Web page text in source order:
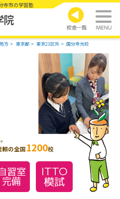
寺市の学習塾
方 東京都 東京23区外 国分寺光校
頼の全国1200校
習室
完備
ITTO
模試